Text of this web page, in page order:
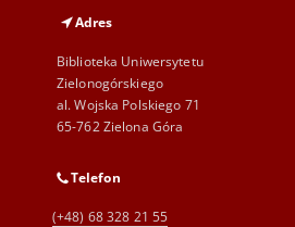
Adres
Biblioteka Uniwersytetu
Zielonogórskiego
al. Wojska Polskiego 71
65-762 Zielona Góra
Telefon
(+48) 68 328 21 55